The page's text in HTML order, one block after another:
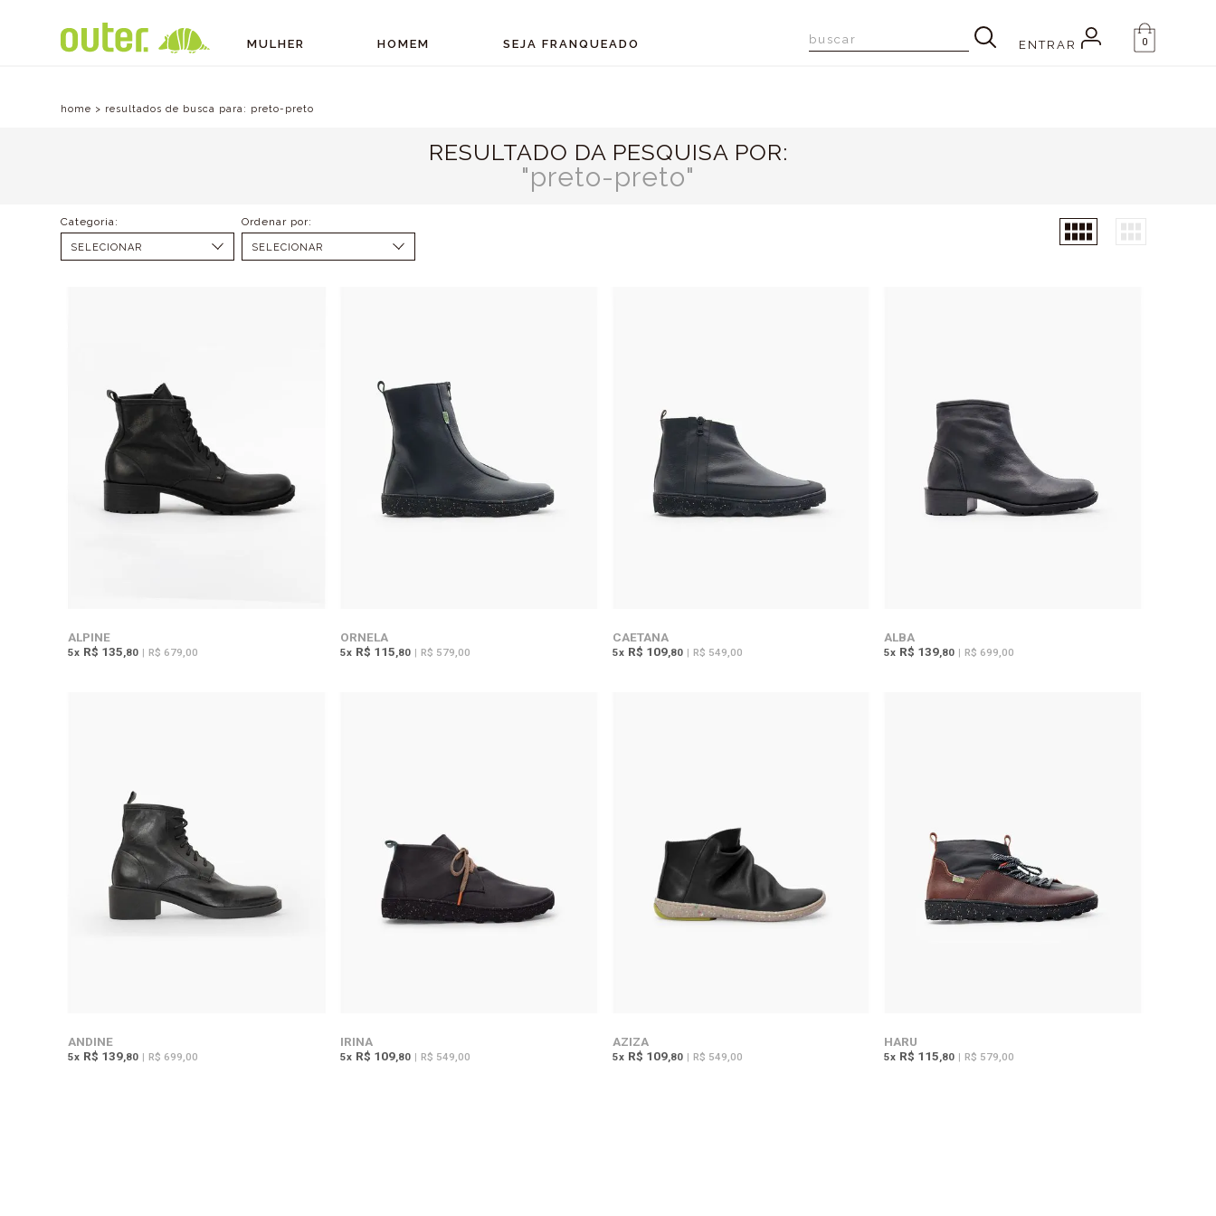
MULHER HOMEM SEJA FRANQUEADO ENTRAR 0
home > resultados de busca para: preto-preto
RESULTADO DA PESQUISA POR:
preto-preto
SELECIONAR
BOTAS (7)
PRETO (7)
PRETO-CHOCOLATE (1)
SELECIONAR
ALPINE
5x R$ 135 ,80 | R$ 679,00
ORNELA
5x R$ 115 ,80 | R$ 579,00
CAETANA
5x R$ 109,80 | R$ 549,00
ALBA
5x R$ 139 ,80 | R$ 699,00
ANDINE
5x R$ 139,80 | R$ 699,00
IRINA
5x R$ 109,80 | R$ 549,00
AZIZA
5x R$ 109,80 | R$ 549,00
HARU
5x R$ 115,80 | R$ 579,00